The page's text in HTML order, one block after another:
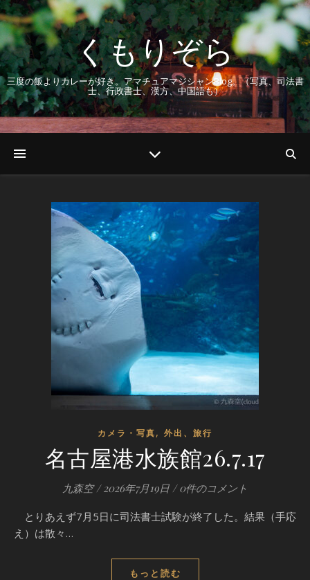
くもりぞら
三度の飯よりカレーが好き。アマチュアマジシャンBlog。（写真、司法書
士、行政書士、漢方、中国語も）
カメラ・写真, 外出、旅行
名古屋港水族館26.7.17
九森空 / 2026年7月19日 / 0件のコメント
とりあえず7月5日に司法書士試験が終了した。結果（手応
え）は散々…
もっと読む